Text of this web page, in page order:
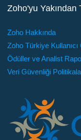
Zoho'yu Yakından
Zoho Hakkında
Zoho Türkiye
Ödüller ve Analist
Veri Güvenliği